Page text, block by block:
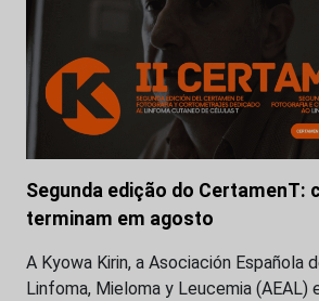
Segunda edição do CertamenT:
terminam em agosto
A Kyowa Kirin, a Asociación Española
Linfoma, Mieloma y Leucemia (AEAL)